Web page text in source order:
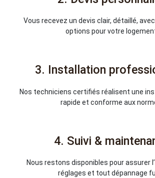
Vous recevez un devis clair, détaillé,
options pour votre
3. Installation
Nos techniciens certifiés réalisent une
rapide et conforme aux
4. Suivi &
Nous restons disponibles pour assurer
réglages et tout dépannage